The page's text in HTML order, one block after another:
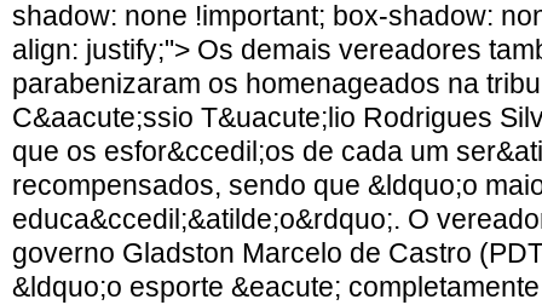
shadow: none !important; box-shadow:
align: justify;"> Os demais vereadores
parabenizaram os homenageados na
C&aacute;ssio T&uacute;lio Rodrigues
que os esfor&ccedil;os de cada um
recompensados, sendo que &ldquo;o
educa&ccedil;&atilde;o&rdquo;. O
governo Gladston Marcelo de Castro
&ldquo;o esporte &eacute;